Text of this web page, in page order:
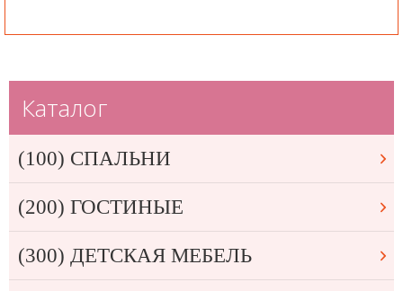
Каталог
(100) СПАЛЬНИ
(200) ГОСТИНЫЕ
(300) ДЕТСКАЯ МЕБЕЛЬ